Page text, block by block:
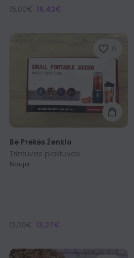
15,00€ 16,42€
0
Be Prekės Ženklo
Trintuvas plaktuvas
Nauja
12,00€ 13,27€